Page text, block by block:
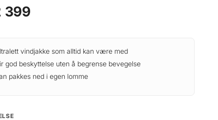
vindjakke som alltid kan være med
god beskyttelse uten å begrense bevegelse
pakkes ned i egen lomme